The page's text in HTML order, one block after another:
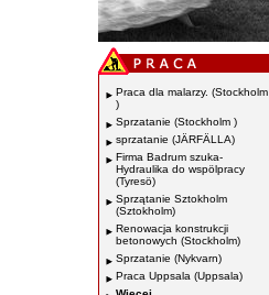
Praca dla malarzy. (Stockholm
)
Sprzatanie (Stockholm )
sprzatanie (JÄRFÄLLA)
Firma Badrum szuka-
Hydraulika do wspölpracy
(Tyresö)
Sprzątanie Sztokholm
(Sztokholm)
Renowacja konstrukcji
betonowych (Stockholm)
Sprzatanie (Nykvarn)
Praca Uppsala (Uppsala)